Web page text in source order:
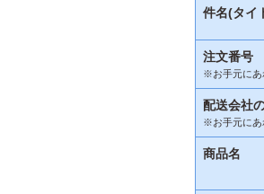
件名(タイ
注文番号
※お手元にあ
配送会社
※お手元にあ
商品名